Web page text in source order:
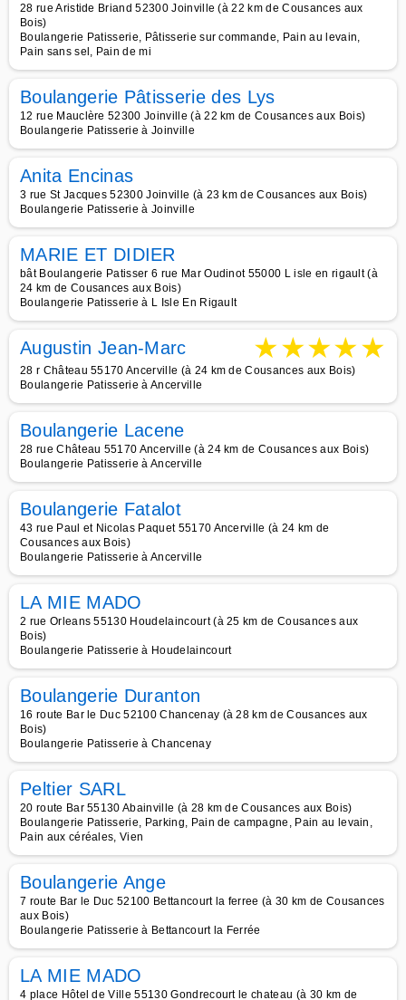
28 rue Aristide Briand 52300 Joinville (à 22 km de Cousances aux
Bois)
Boulangerie Patisserie, Pâtisserie sur commande, Pain au levain,
Pain sans sel, Pain de mi
Boulangerie Pâtisserie des Lys
12 rue Mauclère 52300 Joinville (à 22 km de Cousances aux Bois)
Boulangerie Patisserie à Joinville
Anita Encinas
3 rue St Jacques 52300 Joinville (à 23 km de Cousances aux Bois)
Boulangerie Patisserie à Joinville
MARIE ET DIDIER
bât Boulangerie Patisser 6 rue Mar Oudinot 55000 L isle en rigault (à
24 km de Cousances aux Bois)
Boulangerie Patisserie à L Isle En Rigault
Augustin Jean-Marc ★★★★★
28 r Château 55170 Ancerville (à 24 km de Cousances aux Bois)
Boulangerie Patisserie à Ancerville
Boulangerie Lacene
28 rue Château 55170 Ancerville (à 24 km de Cousances aux Bois)
Boulangerie Patisserie à Ancerville
Boulangerie Fatalot
43 rue Paul et Nicolas Paquet 55170 Ancerville (à 24 km de
Cousances aux Bois)
Boulangerie Patisserie à Ancerville
LA MIE MADO
2 rue Orleans 55130 Houdelaincourt (à 25 km de Cousances aux
Bois)
Boulangerie Patisserie à Houdelaincourt
Boulangerie Duranton
16 route Bar le Duc 52100 Chancenay (à 28 km de Cousances aux
Bois)
Boulangerie Patisserie à Chancenay
Peltier SARL
20 route Bar 55130 Abainville (à 28 km de Cousances aux Bois)
Boulangerie Patisserie, Parking, Pain de campagne, Pain au levain,
Pain aux céréales, Vien
Boulangerie Ange
7 route Bar le Duc 52100 Bettancourt la ferree (à 30 km de Cousances
aux Bois)
Boulangerie Patisserie à Bettancourt la Ferrée
LA MIE MADO
4 place Hôtel de Ville 55130 Gondrecourt le chateau (à 30 km de